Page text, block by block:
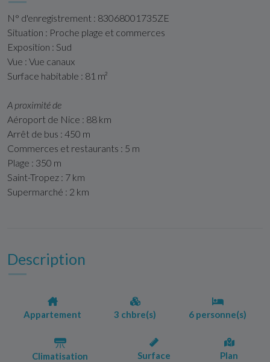
N° d'enregistrement : 83068001735ZE
Situation : Proche plage et commerces
Exposition : Sud
Vue : Vue canaux
Surface habitable : 81 m²
A proximité de
Aéroport de Nice : 88 km
Arrêt de bus : 450 m
Commerces et restaurants : 5 m
Plage : 350 m
Saint-Tropez : 7 km
Supermarché : 2 km
Description
Appartement 3 chbre(s) 6 personne(s)
Climatisation
Surface
Plan